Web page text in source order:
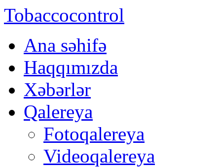
Tobaccocontrol
Ana səhifə
Haqqımızda
Xəbərlər
Qalereya
Fotoqalereya
Videoqalereya